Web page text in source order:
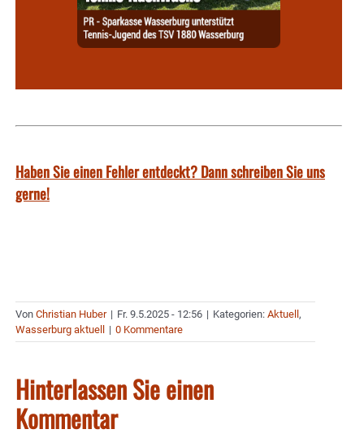
Haben Sie einen Fehler entdeckt? Dann schreiben Sie uns
gerne!
Von Christian Huber | Fr. 9.5.2025 - 12:56 | Kategorien: Aktuell ,
Wasserburg aktuell
| 0 Kommentare
Hinterlassen Sie einen
Kommentar